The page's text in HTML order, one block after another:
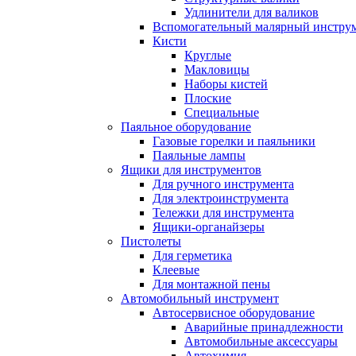
Удлинители для валиков
Вспомогательный малярный
Кисти
Круглые
Макловицы
Наборы кистей
Плоские
Специальные
Паяльное оборудование
Газовые горелки и паяльники
Паяльные лампы
Ящики для инструментов
Для ручного инструмента
Для электроинструмента
Тележки для инструмента
Ящики-органайзеры
Пистолеты
Для герметика
Клеевые
Для монтажной пены
Автомобильный инструмент
Автосервисное оборудование
Аварийные принадлежности
Автомобильные аксессуары